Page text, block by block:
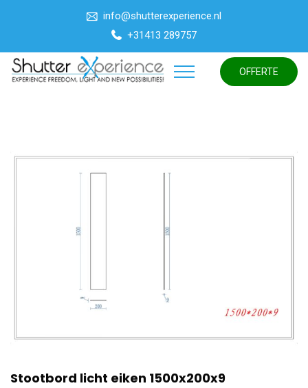
info@shutterexperience.nl
+31413 289757
OFFERTE
Stootbord licht eiken 1500x200x9